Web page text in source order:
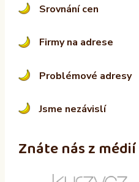
Srovnání cen
Firmy na adrese
Problémové adresy
Jsme nezávislí
Znáte nás z médií